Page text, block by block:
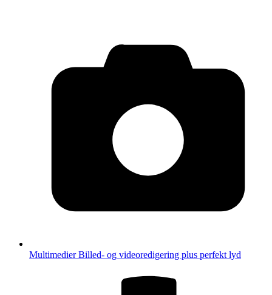
MultimedierBilled- og videoredigering plus perfekt lyd